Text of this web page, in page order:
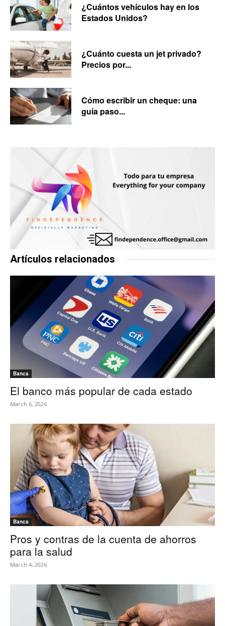
¿Cuántos vehículos hay en los
Estados Unidos?
¿Cuánto cuesta un jet privado?
Precios por...
Cómo escribir un cheque: una
guía paso...
Artículos relacionados
Banca
El banco más popular de cada estado
March 6, 2026
Banca
Pros y contras de la cuenta de ahorros
para la salud
March 4, 2026